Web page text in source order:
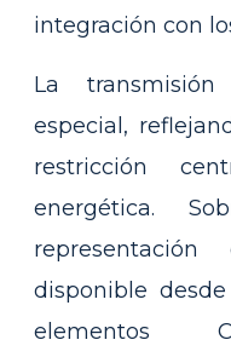
integración con
La
especial,
restricción
energética.
disponible
elementos